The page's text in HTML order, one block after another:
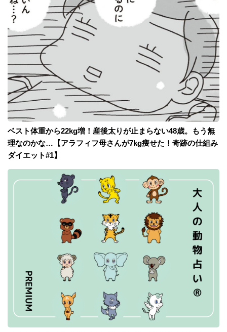
ベスト体重から22kg増！産後太りが止まらない48歳。もう無
理なのかな…【アラフィフ母さんが7kg痩せた！奇跡の仕組み
ダイエット#1】